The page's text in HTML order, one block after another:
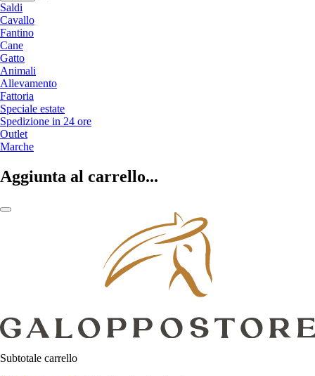
Saldi
Cavallo
Fantino
Cane
Gatto
Animali
Allevamento
Fattoria
Speciale estate
Spedizione in 24 ore
Outlet
Marche
Aggiunta al carrello...
Subtotale carrello